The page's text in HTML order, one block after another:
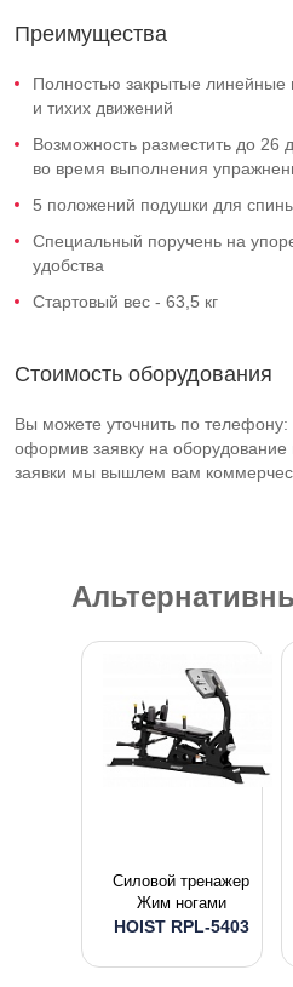
Преимущества
Полностью закрытые
и тихих движений
Возможность разместить до 26
во время выполнения
5 положений подушки для
Специальный поручень на
удобства
Стартовый вес - 63,5 кг
Стоимость оборудования
Вы можете уточнить по
оформив заявку на
заявки мы вышлем вам
Силовой тренажер
Жим ногами
HOIST RPL-5403